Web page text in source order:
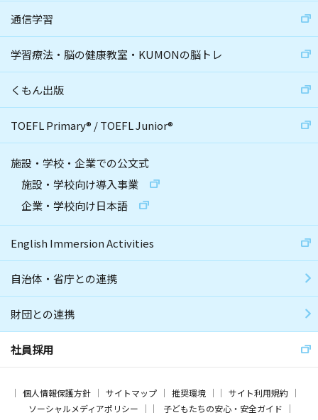
通信学習
学習療法・脳の健康教室・KUMONの脳トレ
くもん出版
TOEFL Primary® /TOEFL Junior®
施設・学校・企業での公文式
施設・学校向け導入事業
企業・学校向け日本語
English Immersion Activities
自治体・省庁との連携
財団との連携
社員採用
個人情報保護方針 サイトマップ 推奨環境
サイト利用規約
ソーシャルメディアポリシー
子どもたちの安心・安全ガイド